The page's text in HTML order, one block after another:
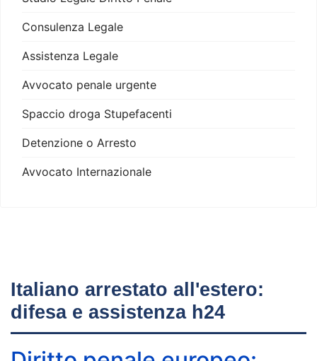
Consulenza Legale
Assistenza Legale
Avvocato penale urgente
Spaccio droga Stupefacenti
Detenzione o Arresto
Avvocato Internazionale
Italiano arrestato all'estero:
difesa e assistenza h24